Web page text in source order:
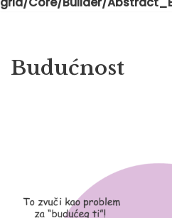
Budućnost